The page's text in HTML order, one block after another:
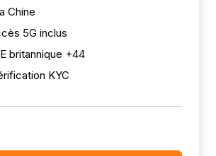
Chine
5G inclus
britannique +44
KYC